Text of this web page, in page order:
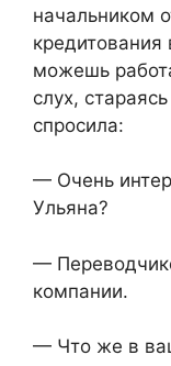
начальником
можешь
слух,
спросила:
— Очень
Ульяна?
—
компании.
— Что же в